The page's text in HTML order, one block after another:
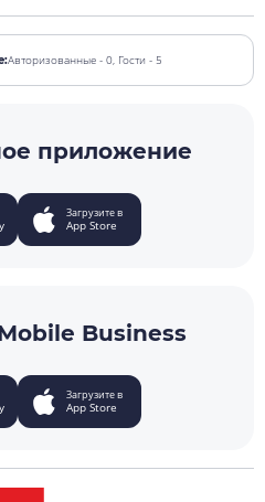
Авторизованные - 0, Гости - 5
приложение
Загрузите в
App Store
Business
Загрузите в
App Store